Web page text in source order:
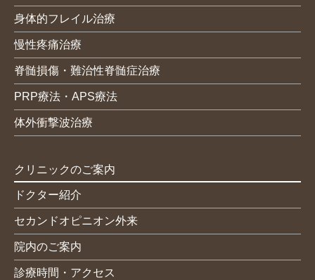
身体的フレイル治療
慢性疼痛治療
脊髄損傷・難治性脊髄症治療
PRP療法・APS療法
体外衝撃波治療
クリニックのご案内
ドクター紹介
セカンドオピニオン外来
院内のご案内
診療時間・アクセス